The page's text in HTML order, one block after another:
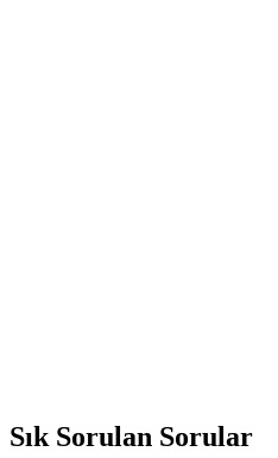
Sık Sorulan Sorular